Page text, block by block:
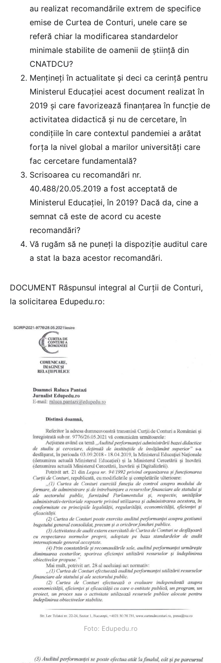
au realizat recomandările extrem de specifice
emise de Curtea de Conturi, unele care se
referă chiar la modificarea standardelor
minimale stabilite de oamenii de știință din
CNATDCU?
Mențineți în actualitate și deci ca cerință pentru
Ministerul Educației acest document realizat în
2019 și care favorizează finanțarea în funcție de
activitatea didactică și nu de cercetare, în
condițiile în care contextul pandemiei a arătat
forța la nivel global a marilor universități care
fac cercetare fundamentală?
Scrisoarea cu recomandări nr.
40.488/20.05.2019 a fost acceptată de
Ministerul Educației, în 2019? Dacă da, cine a
semnat că este de acord cu aceste
recomandări?
Vă rugăm să ne puneți la dispoziție auditul care
a stat la baza acestor recomandări.
DOCUMENT Răspunsul integral al Curții de Conturi,
la solicitarea Edupedu.ro:
Foto: Edupedu.ro